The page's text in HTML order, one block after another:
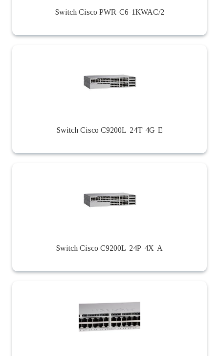
Switch Cisco PWR-C6-1KWAC/2
Switch Cisco C9200L-24T-4G-E
Switch Cisco C9200L-24P-4X-A